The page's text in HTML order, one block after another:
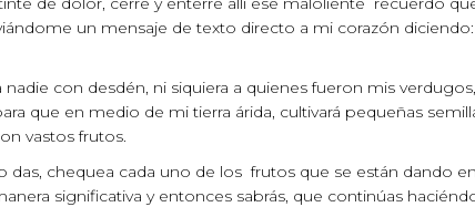
un mensaje de texto directo a mi corazón
con desdén, ni siquiera a quienes fueron mis
que en medio de mi tierra árida, cultivará pequeñas
vastos frutos.
das, chequea cada uno de los frutos que se están dando
significativa y entonces sabrás, que continúas